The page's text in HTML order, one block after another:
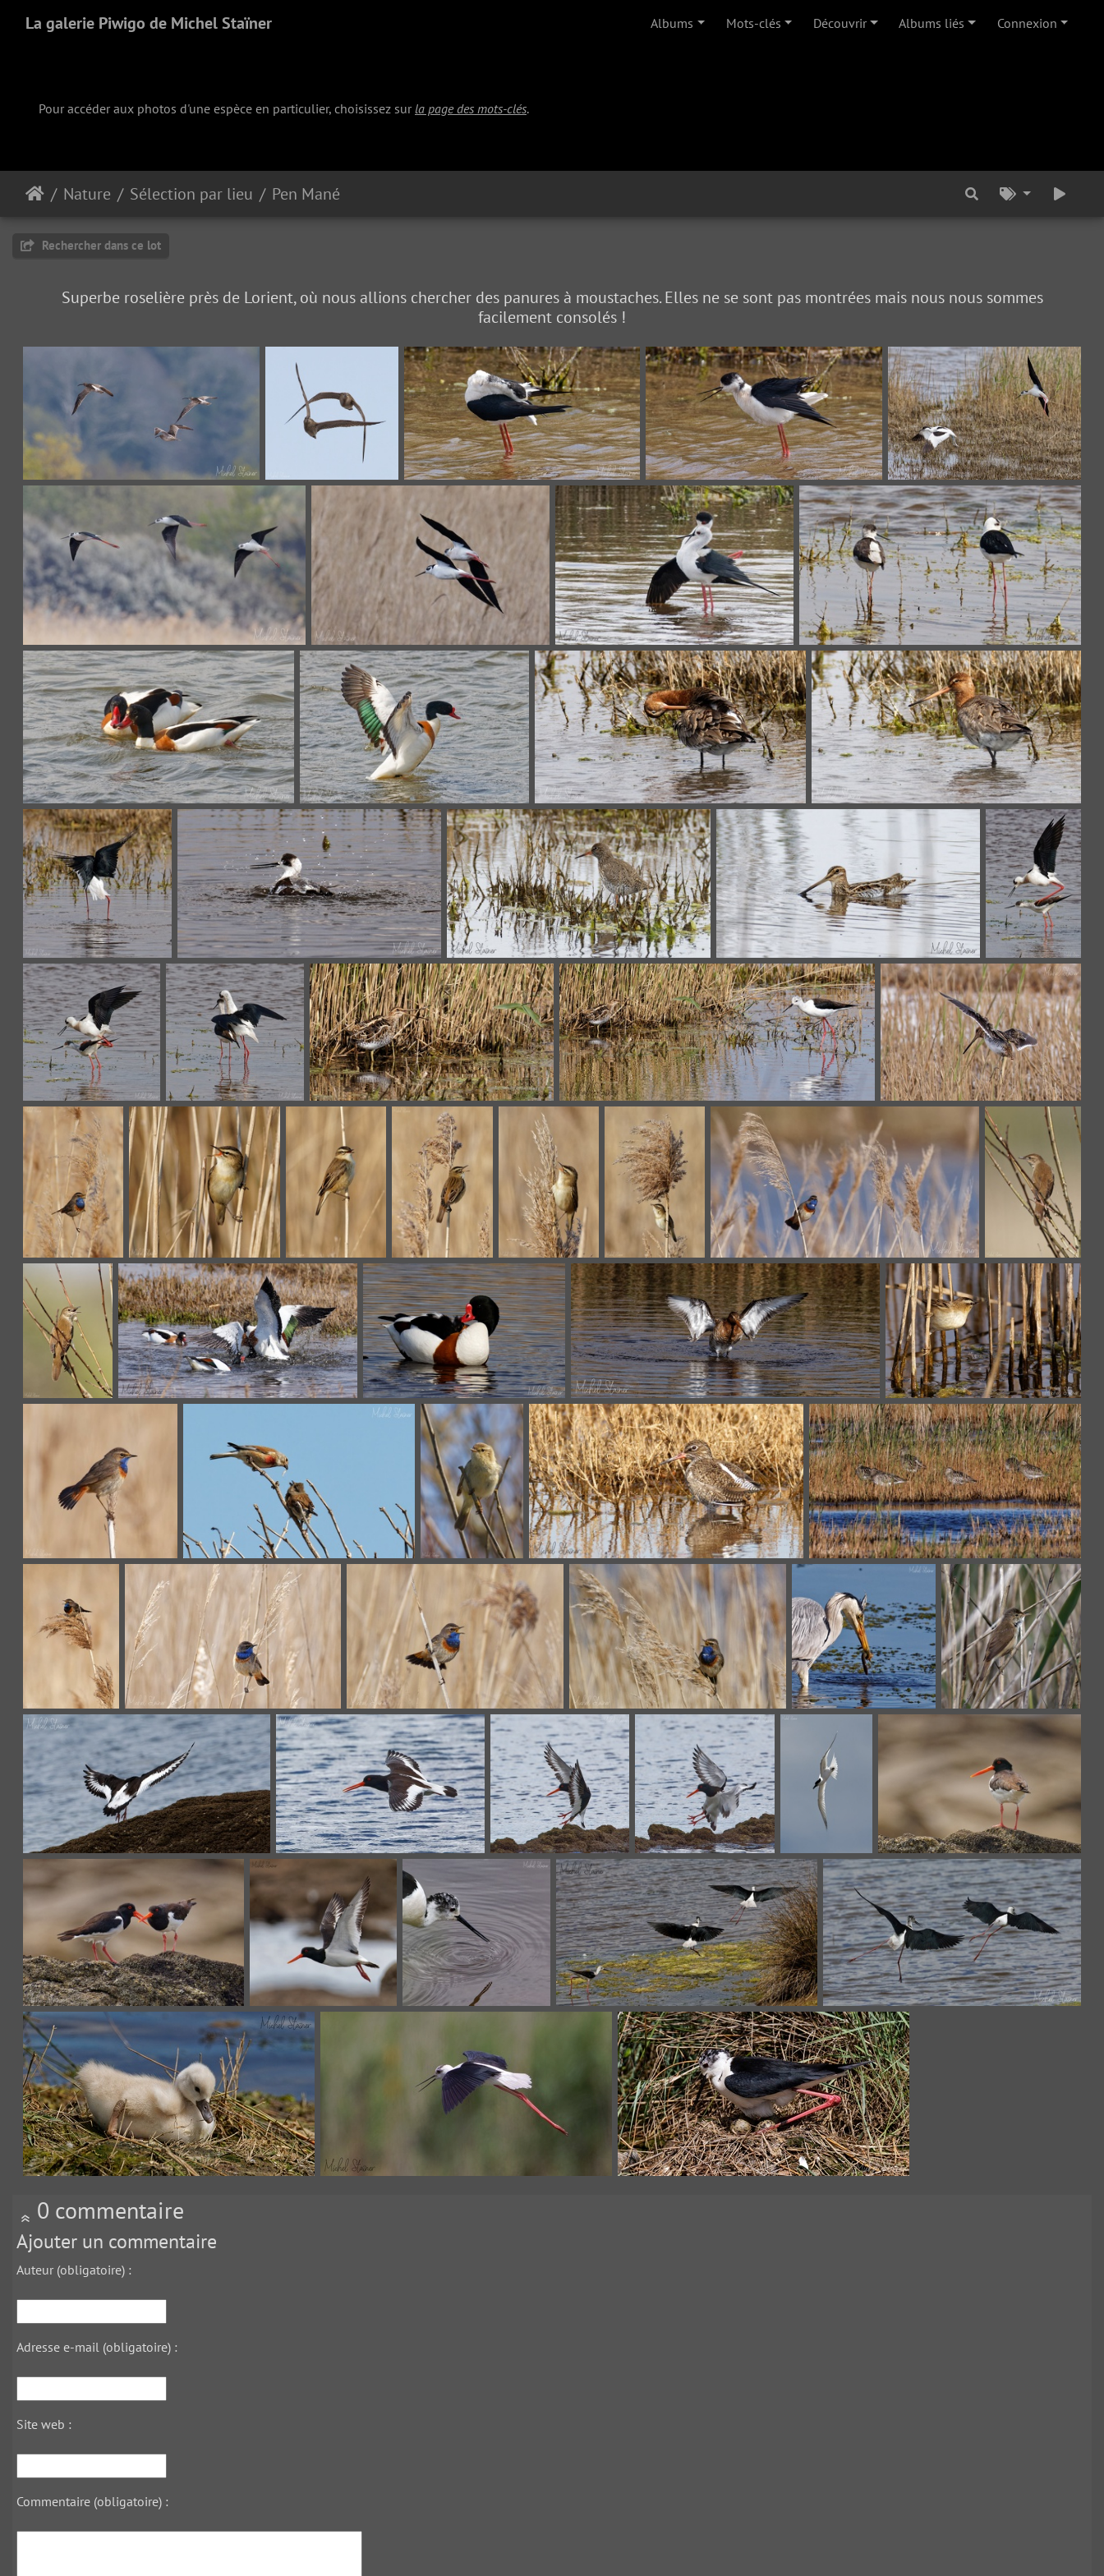
La galerie Piwigo de Michel Staïner Albums Mots-clés Découvrir Albums liés Connexion
Pour accéder aux photos d'une espèce en particulier, choisissez surla page des mots-clés.
Nature Sélection par lieu Pen Mané
Rechercher dans ce lot
Superbe roselière près de Lorient, où nous allions chercher des panures à moustaches. Elles ne se sont pas montrées mais nous nous sommes
facilement consolés !
0 commentaire
Ajouter un commentaire
Auteur (obligatoire) :
Adresse e-mail (obligatoire) :
Site web :
Commentaire (obligatoire) :